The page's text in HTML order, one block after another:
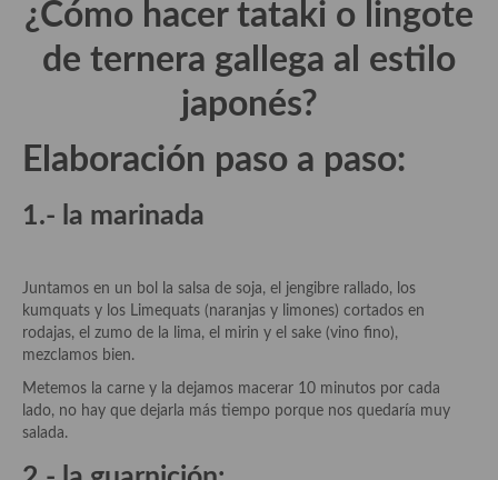
Cocina Azerí (Azerbaiyán)
Cocina de Egipto
Cocina Oriental
Cocina Vietnamita
Cocina camboyana
Cocina HIndú
Cocina China
¿Cómo hacer tataki o lingote
de ternera gallega al estilo
japonés?
Elaboración paso a paso:
1.- la marinada
Juntamos en un bol la salsa de soja, el jengibre rallado, los
kumquats y los Limequats (naranjas y limones) cortados en
rodajas, el zumo de la lima, el mirin y el sake (vino fino),
mezclamos bien.
Metemos la carne y la dejamos macerar 10 minutos por cada
lado, no hay que dejarla más tiempo porque nos quedaría muy
salada.